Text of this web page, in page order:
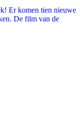
Er komen tien nieuwe
De film van de